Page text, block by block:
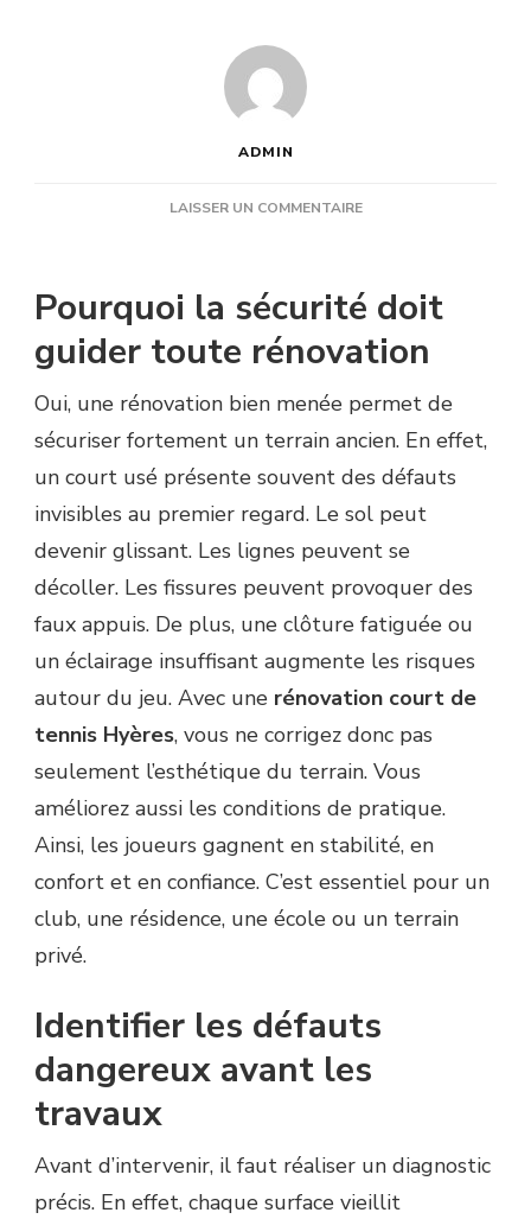
ADMIN
LAISSER UN COMMENTAIRESUR
DE
HYÈRES
ELLE
DE
DAVANTAGE
LE
TERRAIN
?
Pourquoi la sécurité doit
guider toute rénovation
Oui, une rénovation bien menée permet de
sécuriser fortement un terrain ancien. En effet,
un court usé présente souvent des défauts
invisibles au premier regard. Le sol peut
devenir glissant. Les lignes peuvent se
décoller. Les fissures peuvent provoquer des
faux appuis. De plus, une clôture fatiguée ou
un éclairage insuffisant augmente les risques
autour du jeu. Avec une rénovation court de
tennis Hyères, vous ne corrigez donc pas
seulement l’esthétique du terrain. Vous
améliorez aussi les conditions de pratique.
Ainsi, les joueurs gagnent en stabilité, en
confort et en confiance. C’est essentiel pour un
club, une résidence, une école ou un terrain
privé.
Identifier les défauts
dangereux avant les
travaux
Avant d’intervenir, il faut réaliser un diagnostic
précis. En effet, chaque surface vieillit